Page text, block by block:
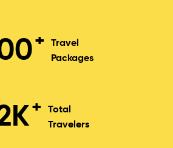
+
Travel
Packages
K+
Total
Travelers